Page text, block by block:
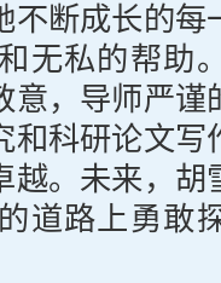
不断成长的每
无私的帮助
意，导师严谨
和科研论文写
越。未来，胡
道路上勇敢